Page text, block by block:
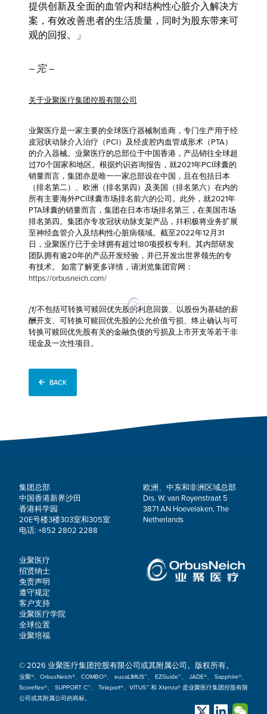
提供创新及全面的血管内和结构性心脏介入解决方
案，有效改善患者的生活质量，同时为股东带来可
观的回报。」
–完–
关于业聚医疗集团控股有限公司
业聚医疗是一家主要的全球医疗器械制造商，专门生产用于经
皮冠状动脉介入治疗（PCI）及经皮腔内血管成形术（PTA）
的介入器械。业聚医疗的总部位于中国香港，产品销往全球超
过70个国家和地区。根据灼识咨询报告，就2021年PCI球囊的
销量而言，集团亦是唯一一家总部设在中国，且在包括日本
（排名第二）、欧洲（排名第四）及美国（排名第六）在内的
所有主要海外PCI球囊市场排名前六的公司。此外，就2021年
PTA球囊的销量而言，集团在日本市场排名第三，在美国市场
排名第四。集团亦专攻冠状动脉支架产品，幷积极将业务扩展
至神经血管介入及结构性心脏病领域。截至2022年12月31
日，业聚医疗已于全球拥有超过180项授权专利。其内部研发
团队拥有逾20年的产品开发经验，并已开发出世界领先的专
有技术。 如需了解更多详情，请浏览集团官网：
https://orbusneich.com/
[1]不包括可转换可赎回优先股的利息回拨、以股份为基础的薪
酬开支、可转换可赎回优先股的公允价值亏损、终止确认与可
转换可赎回优先股有关的金融负债的亏损及上市开支等若干非
现金及一次性项目。
BACK
集团总部
中国香港新界沙田
香港科学园
20E号楼3楼303室和305室
电话: +852 2802 2288
欧洲、中东和非洲区域总部
Drs. W. van Royenstraat 5
3871 AN Hoevelaken, The
Netherlands
业聚医疗
招贤纳士
免责声明
遵守规定
客户支持
业聚医疗学院
全球位置
业聚培福
© 2026 业聚医疗集团控股有限公司或其附属公司。版权所有。
业聚®、OrbusNeich®、COMBO®、 eucaLIMUS™、 EZGuide™、 JADE®、 Sapphire®、
Scoreflex®、 SUPPORT C™、 Teleport®、VITUS™ 和 Xtenza® 是业聚医疗集团控股有限
公司或其附属公司的商标。